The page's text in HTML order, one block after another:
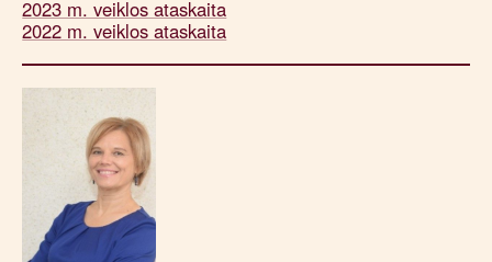
2023 m. veiklos ataskaita
2022 m. veiklos ataskaita